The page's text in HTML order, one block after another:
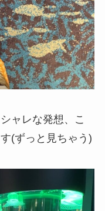
ャレな発想、こ
(ずっと見ちゃう)